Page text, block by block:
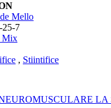
Mello
25-7
Mix
, Stiintifice